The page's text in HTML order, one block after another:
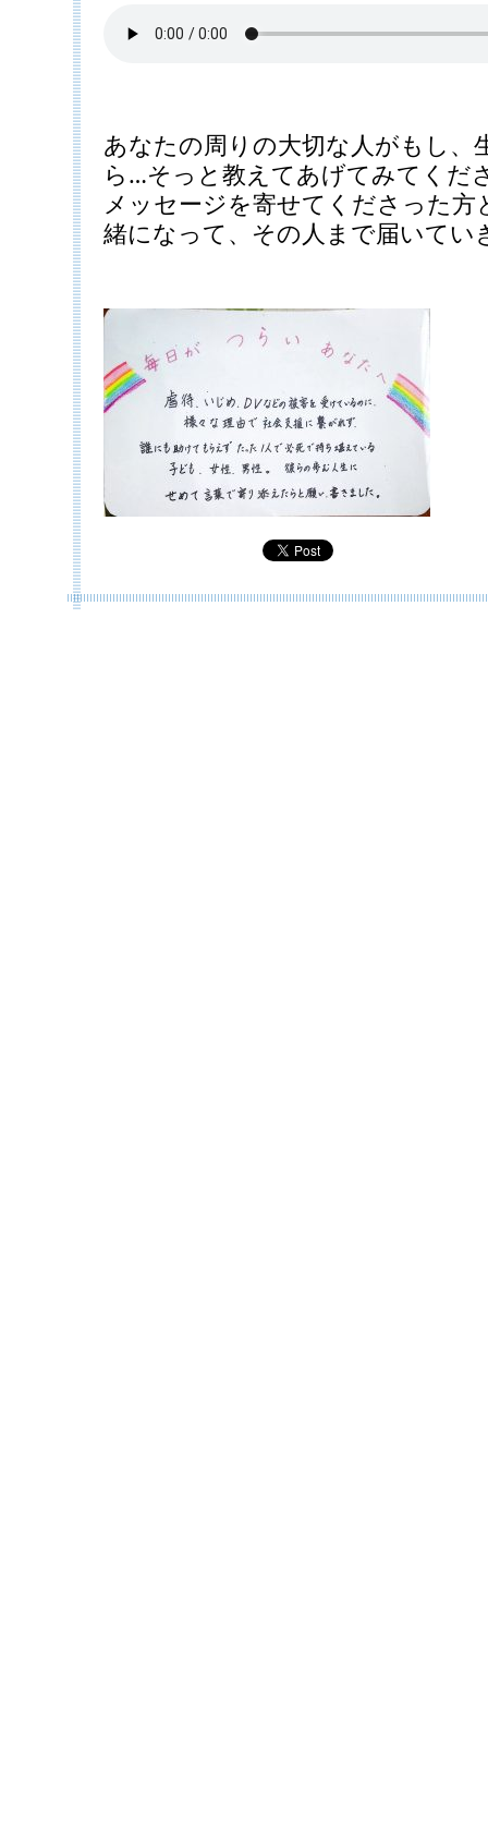
あなたの周りの大切な人がもし、
ら…そっと教えてあげてみてくだ
メッセージを寄せてくださった
緒になって、その人まで届いてい